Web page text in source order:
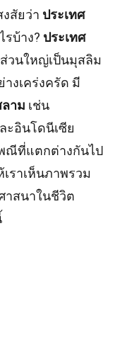
สัยว่า ประเทศ
บ้าง? ประเทศ
วนใหญ่เป็นมุสลิม
งเคร่งครัด มี
ลาม เช่น
ะอินโดนีเซีย
ณีที่แตกต่างกันไป
ราเห็นภาพรวม
าสนาในชีวิต